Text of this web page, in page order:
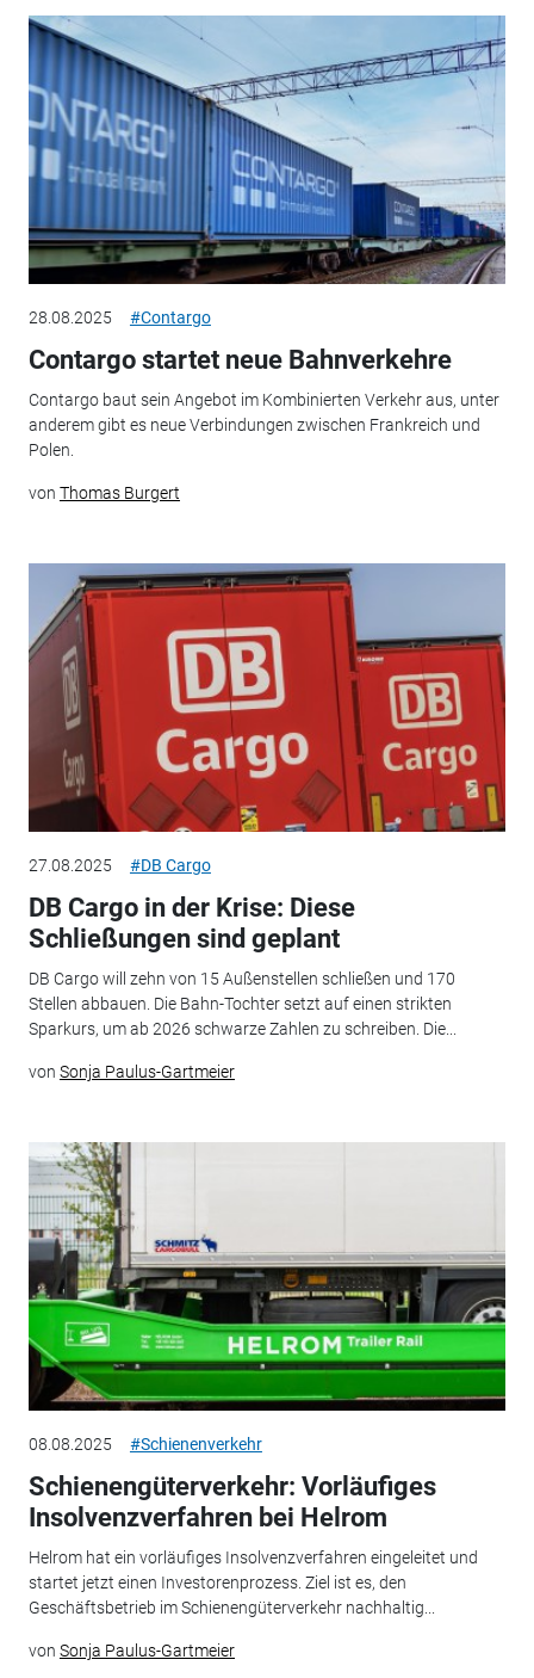
28.08.2025 #Contargo
Contargo startet neue Bahnverkehre
Contargo baut sein Angebot im Kombinierten Verkehr aus, unter
anderem gibt es neue Verbindungen zwischen Frankreich und
Polen.
von Thomas Burgert
27.08.2025 #DB Cargo
DB Cargo in der Krise: Diese
Schließungen sind geplant
DB Cargo will zehn von 15 Außenstellen schließen und 170
Stellen abbauen. Die Bahn-Tochter setzt auf einen strikten
Sparkurs, um ab 2026 schwarze Zahlen zu schreiben. Die...
von Sonja Paulus-Gartmeier
08.08.2025 #Schienenverkehr
Schienengüterverkehr: Vorläufiges
Insolvenzverfahren bei Helrom
Helrom hat ein vorläufiges Insolvenzverfahren eingeleitet und
startet jetzt einen Investorenprozess. Ziel ist es, den
Geschäftsbetrieb im Schienengüterverkehr nachhaltig...
von Sonja Paulus-Gartmeier